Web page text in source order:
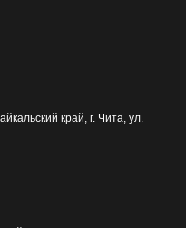
край, г. Чита, ул.